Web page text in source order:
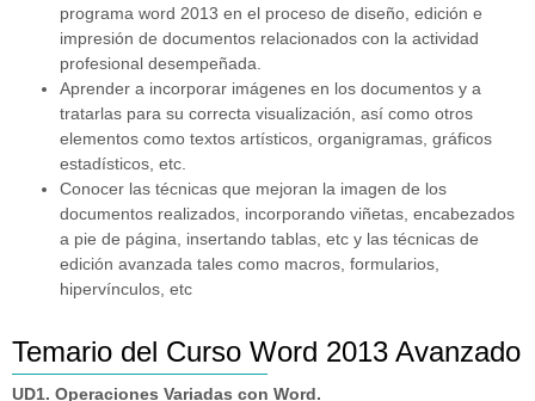
programa word 2013 en el proceso de diseño, edición e
impresión de documentos relacionados con la actividad
profesional desempeñada.
Aprender a incorporar imágenes en los documentos y a
tratarlas para su correcta visualización, así como otros
elementos como textos artísticos, organigramas, gráficos
estadísticos, etc.
Conocer las técnicas que mejoran la imagen de los
documentos realizados, incorporando viñetas, encabezados
a pie de página, insertando tablas, etc y las técnicas de
edición avanzada tales como macros, formularios,
hipervínculos, etc
Temario del Curso Word 2013 Avanzado
UD1. Operaciones Variadas con Word.